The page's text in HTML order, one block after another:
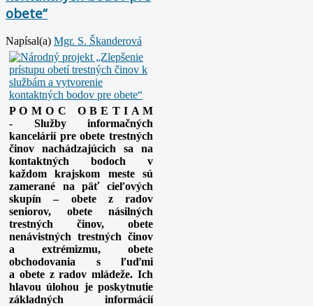
obete“
Napísal(a) Mgr. S. Škanderová
P O M O C O B E T I A M
- Služby informačných
kancelárií pre obete trestných
činov nachádzajúcich sa na
kontaktných bodoch v
každom krajskom meste sú
zamerané na päťcieľových
skupín – obete z radov
seniorov, obete násilných
trestných činov, obete
nenávistných trestných činov
a extrémizmu, obete
obchodovania s ľuďmi
a obete z radov mládeže. Ich
hlavou úlohou je poskytnutie
základných informácií